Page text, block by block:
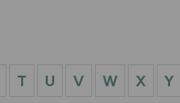
T U V W X Y